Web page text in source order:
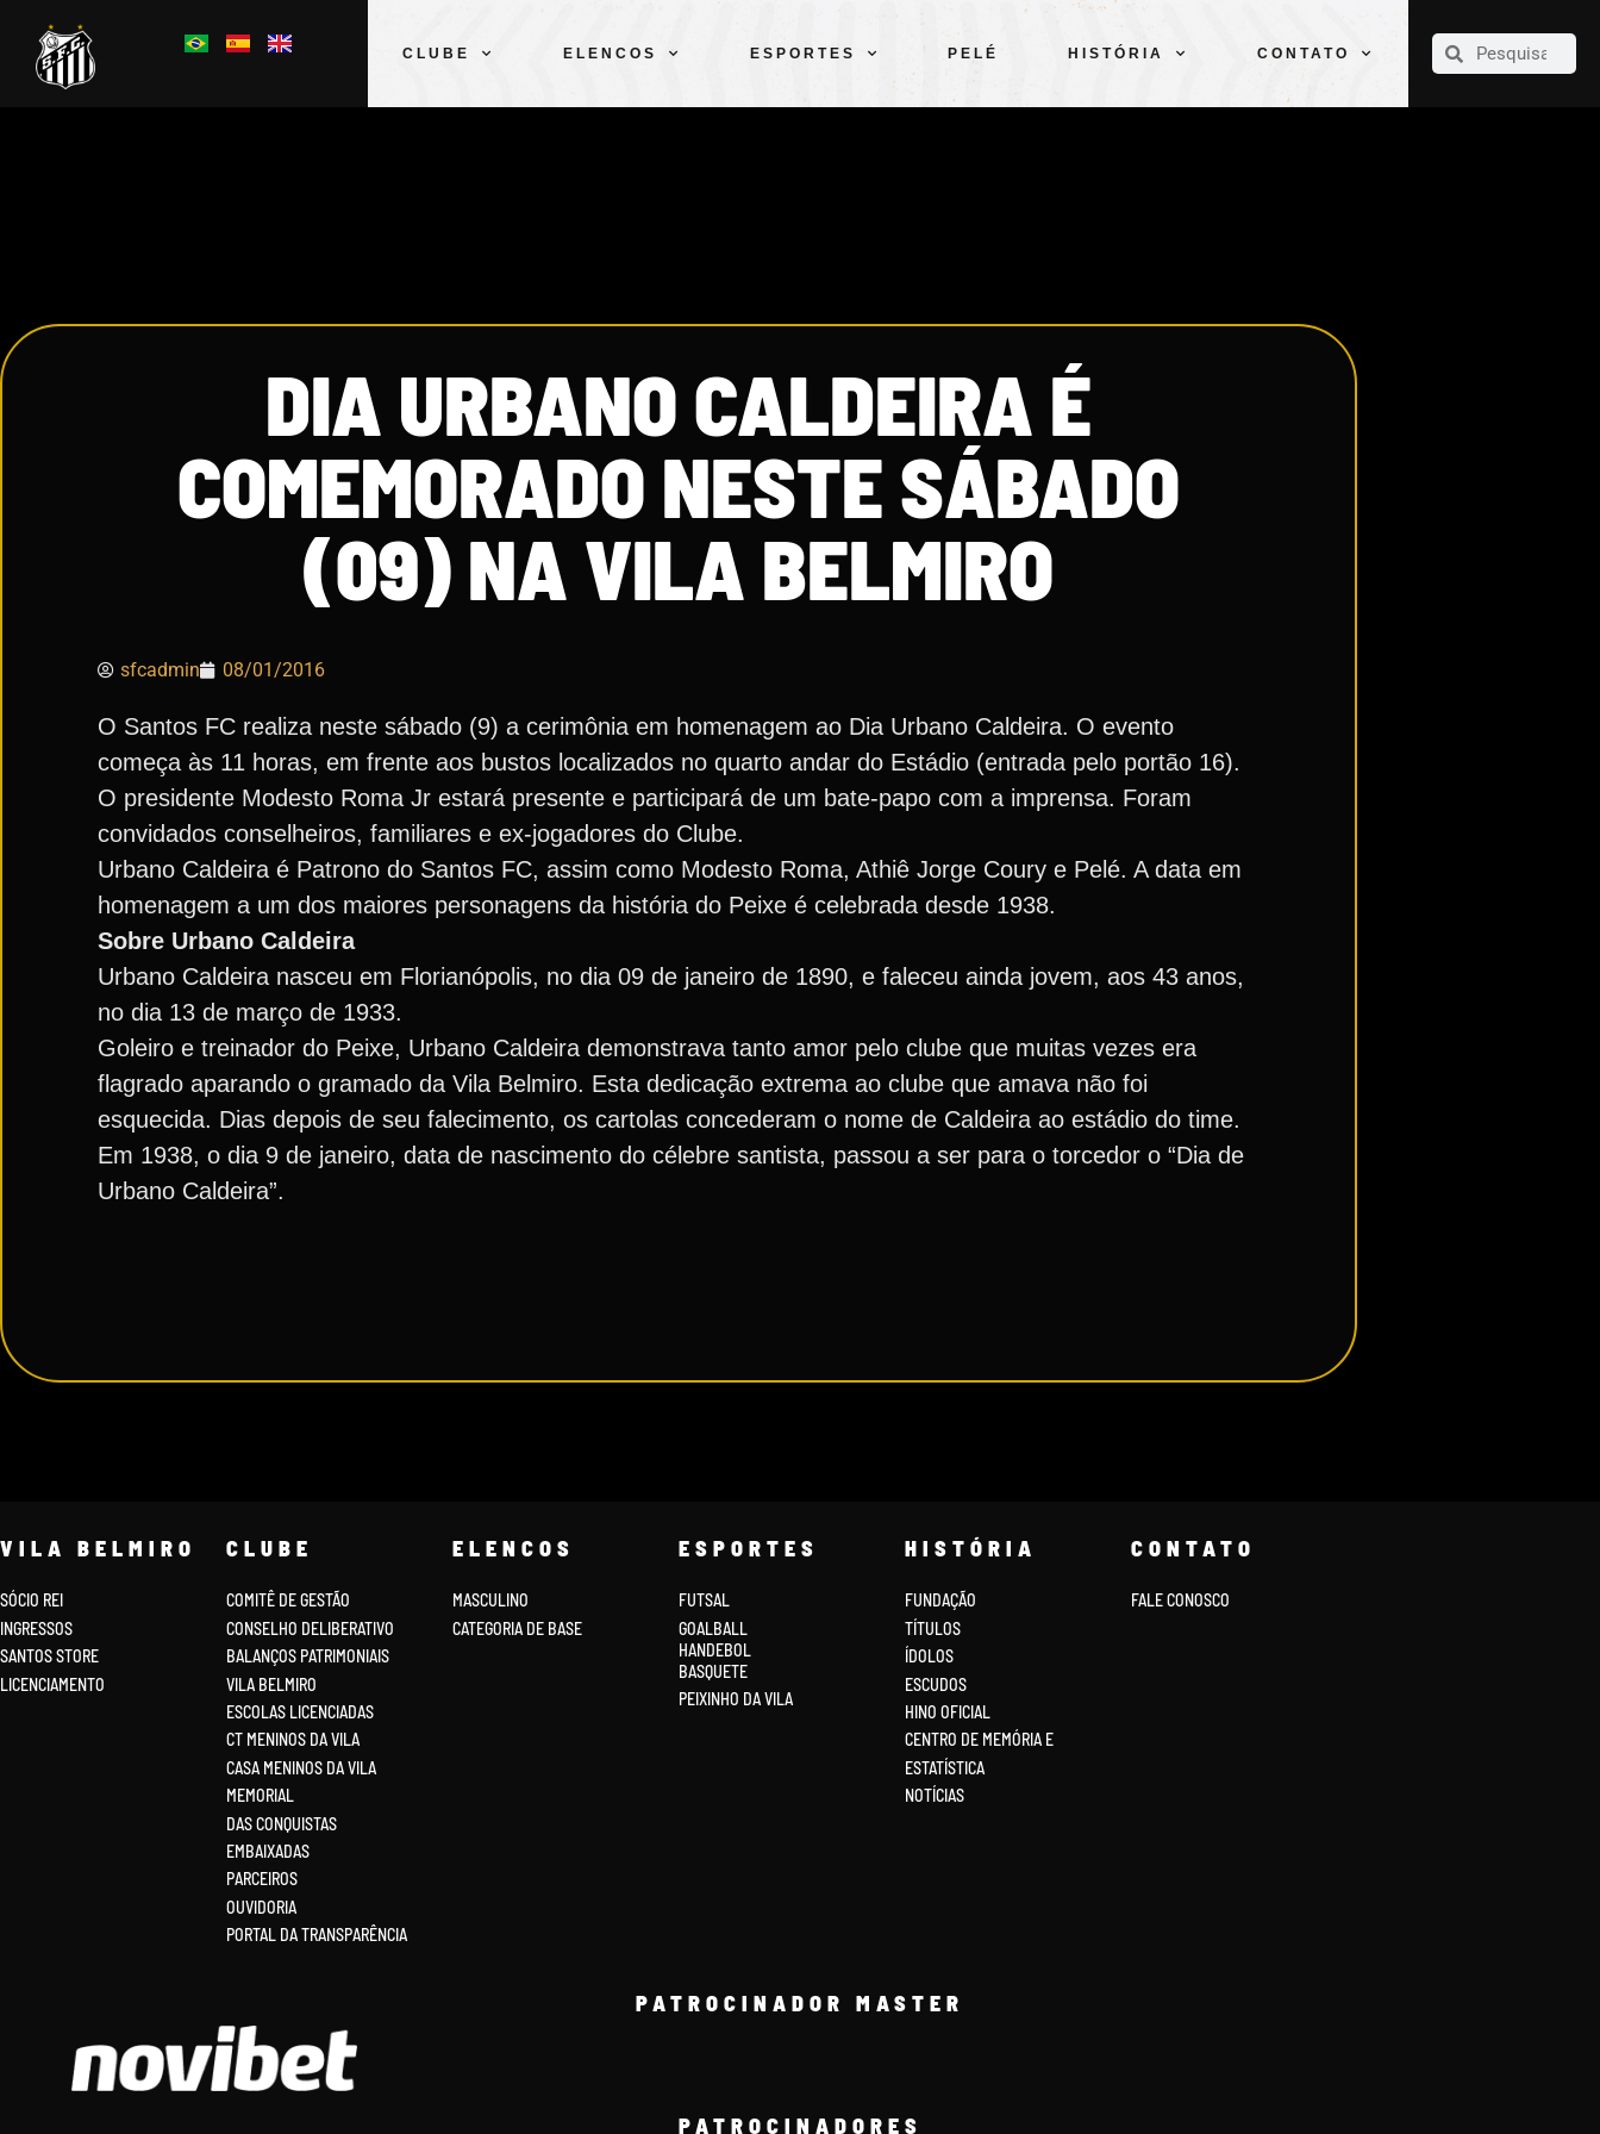
CLUBE ELENCOS ESPORTES PELÉ HISTÓRIA CONTATO
CLUBE
DIA URBANO CALDEIRA É
COMEMORADO NESTE SÁBADO
(09) NA VILA BELMIRO
sfcadmin 08/01/2016
O Santos FC realiza neste sábado (9) a cerimônia em homenagem ao Dia Urbano Caldeira. O evento
começa às 11 horas, em frente aos bustos localizados no quarto andar do Estádio (entrada pelo portão 16).
O presidente Modesto Roma Jr estará presente e participará de um bate-papo com a imprensa. Foram
convidados conselheiros, familiares e ex-jogadores do Clube.
Urbano Caldeira é Patrono do Santos FC, assim como Modesto Roma, Athiê Jorge Coury e Pelé. A data em
homenagem a um dos maiores personagens da história do Peixe é celebrada desde 1938.
Sobre Urbano Caldeira
Urbano Caldeira nasceu em Florianópolis, no dia 09 de janeiro de 1890, e faleceu ainda jovem, aos 43 anos,
no dia 13 de março de 1933.
Goleiro e treinador do Peixe, Urbano Caldeira demonstrava tanto amor pelo clube que muitas vezes era
flagrado aparando o gramado da Vila Belmiro. Esta dedicação extrema ao clube que amava não foi
esquecida. Dias depois de seu falecimento, os cartolas concederam o nome de Caldeira ao estádio do time.
Em 1938, o dia 9 de janeiro, data de nascimento do célebre santista, passou a ser para o torcedor o “Dia de
Urbano Caldeira”.
VILA BELMIRO
SÓCIO REI
INGRESSOS
SANTOS STORE
LICENCIAMENTO
CLUBE
COMITÊ DE GESTÃO
CONSELHO DELIBERATIVO
BALANÇOS PATRIMONIAIS
VILA BELMIRO
ESCOLAS LICENCIADAS
CT MENINOS DA VILA
CASA MENINOS DA VILA
MEMORIAL
DAS CONQUISTAS
EMBAIXADAS
PARCEIROS
OUVIDORIA
PORTAL DA TRANSPARÊNCIA
ELENCOS
MASCULINO
CATEGORIA DE BASE
ESPORTES
FUTSAL
GOALBALL
HANDEBOL
BASQUETE
PEIXINHO DA VILA
HISTÓRIA
FUNDAÇÃO
TÍTULOS
ÍDOLOS
ESCUDOS
HINO OFICIAL
CENTRO DE MEMÓRIA E
ESTATÍSTICA
NOTÍCIAS
CONTATO
FALE CONOSCO
PATROCINADOR MASTER
PATROCINADORES